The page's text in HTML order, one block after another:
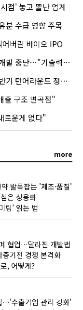
점' 놓고 뿔난 업계
분 수급 영향 주목
버린 바이오 IPO
…"기술력 문제 아냐"
턴어라운드 정조준
출 구조 변곡점"
로운게 없다"
more
발목잡는 '제조·품질'
은 상용화
팅’ 읽는 법
협업…달라진 개발법
기전 경쟁 본격화
, 어떻게?
…'수출기업 관리 강화'